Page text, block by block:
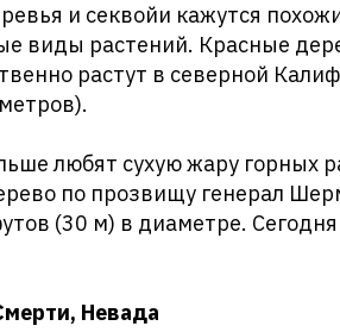
и секвойи кажутся
виды растений. Красные
растут в северной
любят сухую жару горных
по прозвищу генерал
(30 м) в диаметре.
Невада